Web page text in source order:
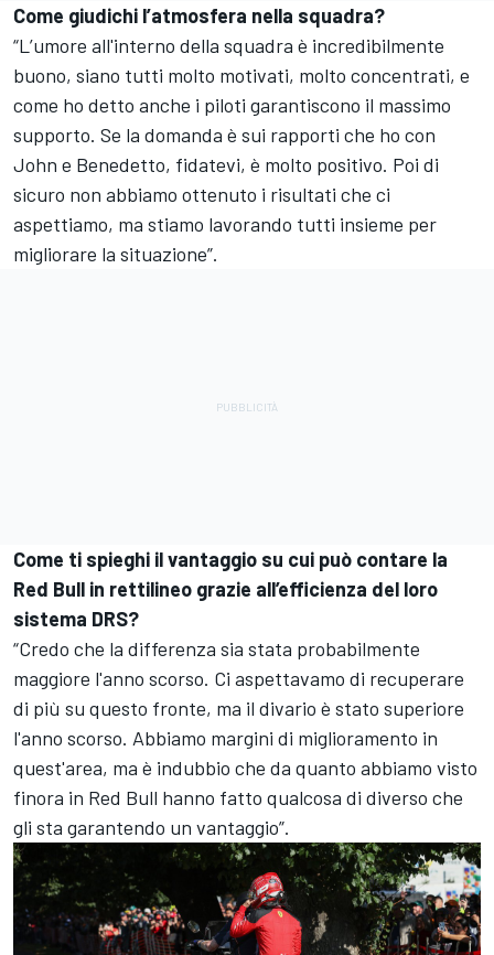
Come giudichi l’atmosfera nella squadra?
“L’umore all'interno della squadra è incredibilmente
buono, siano tutti molto motivati, molto concentrati, e
come ho detto anche i piloti garantiscono il massimo
supporto. Se la domanda è sui rapporti che ho con
John e Benedetto, fidatevi, è molto positivo. Poi di
sicuro non abbiamo ottenuto i risultati che ci
aspettiamo, ma stiamo lavorando tutti insieme per
migliorare la situazione”.
Come ti spieghi il vantaggio su cui può contare la
Red Bull in rettilineo grazie all’efficienza del loro
sistema DRS?
“Credo che la differenza sia stata probabilmente
maggiore l'anno scorso. Ci aspettavamo di recuperare
di più su questo fronte, ma il divario è stato superiore
l'anno scorso. Abbiamo margini di miglioramento in
quest'area, ma è indubbio che da quanto abbiamo visto
finora in Red Bull hanno fatto qualcosa di diverso che
gli sta garantendo un vantaggio”.